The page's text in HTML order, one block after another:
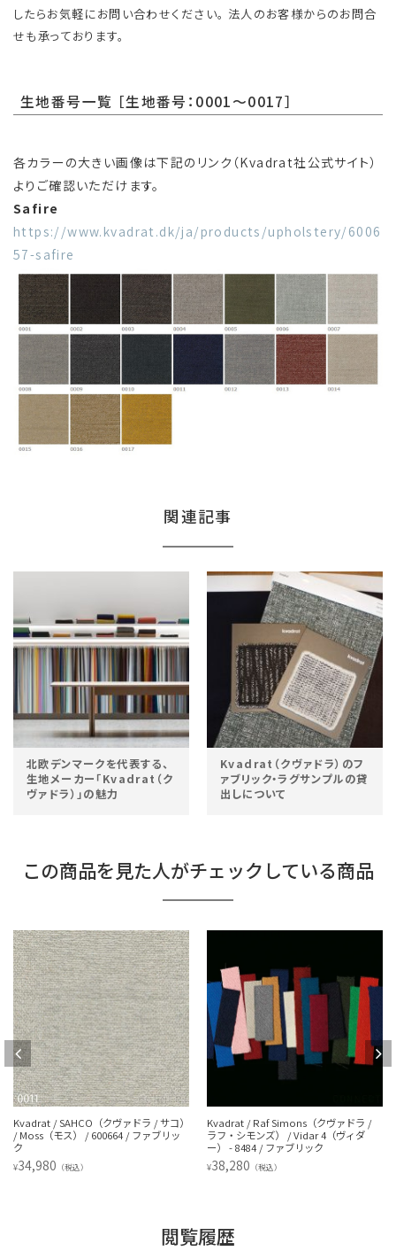
したらお気軽にお問い合わせください。 法人のお客様からのお問合
せも承っております。
生地番号一覧 ［生地番号：0001～0017］
各カラーの大きい画像は下記のリンク（Kvadrat社公式サイト）
よりご確認いただけます。
Safire
https://www.kvadrat.dk/ja/products/upholstery/6006
57-safire
関連記事
北欧デンマークを代表する、
生地メーカー「Kvadrat（ク
ヴァドラ）」の魅力
Kvadrat（クヴァドラ）のフ
ァブリック・ラグサンプルの貸
出しについて
この商品を見た人がチェックしている商品
Kvadrat / SAHCO（クヴァドラ / サコ）
/ Moss（モス） / 600664 / ファブリッ
ク
¥34,980 （税込）
Kvadrat / Raf Simons（クヴァドラ /
ラフ・シモンズ） / Vidar 4（ヴィダ
ー） - 8484 / ファブリック
¥38,280 （税込）
閲覧履歴